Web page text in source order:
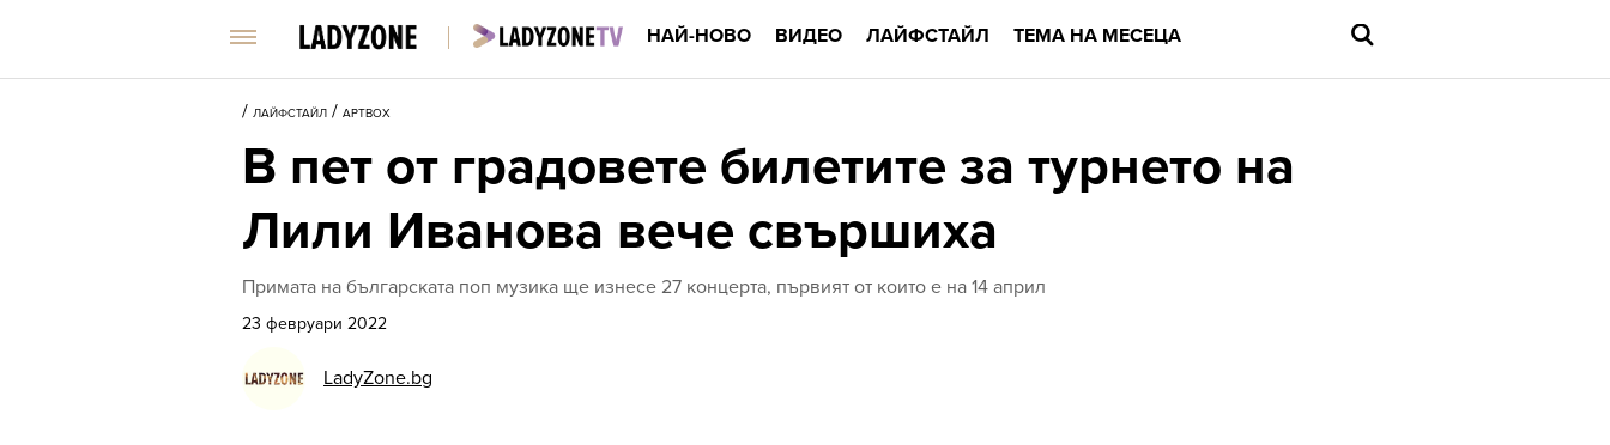
НАЙ-НОВО ВИДЕО ЛАЙФСТАЙЛ ТЕМА НА МЕСЕЦА
/ ЛАЙФСТАЙЛ / АРТBOX
В пет от градовете билетите за турнето на
Лили Иванова вече свършиха
Примата на българската поп музика ще изнесе 27 концерта, първият от които е на 14 април
23 февруари 2022
LadyZone.bg